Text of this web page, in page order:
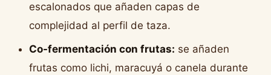
escalonados que añaden capas de
complejidad al perfil de taza.
Co-fermentación con frutas: se añaden
frutas como lichi, maracuyá o canela durante